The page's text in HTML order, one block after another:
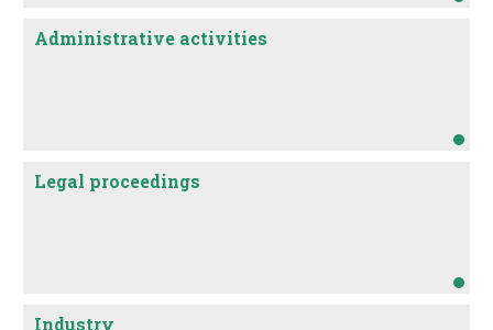
Administrative activities
Legal proceedings
Industry